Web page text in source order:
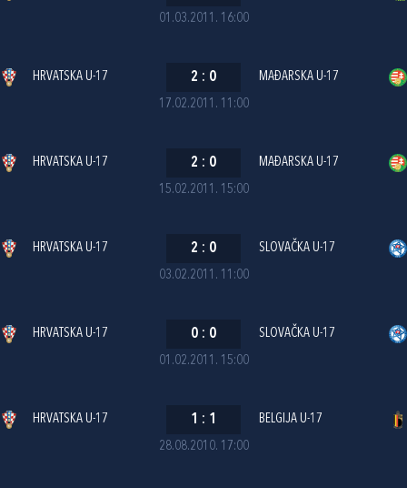
01.03.2011. 16:00
17.02.2011. 11:00
HRVATSKA U-17 2 : 0 MAĐARSKA U-17
15.02.2011. 15:00
HRVATSKA U-17 2 : 0 MAĐARSKA U-17
03.02.2011. 11:00
HRVATSKA U-17 2 : 0 SLOVAČKA U-17
01.02.2011. 15:00
HRVATSKA U-17 0 : 0 SLOVAČKA U-17
28.08.2010. 17:00
HRVATSKA U-17 1 : 1 BELGIJA U-17